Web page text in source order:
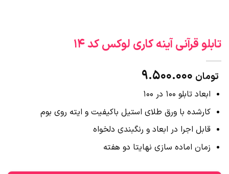
تابلو قرآنی آینه کاری لوکس کد 14
تومان 9.500.000
ابعاد تابلو 100 در 100
کارشده با ورق طلای استیل باکیفیت و ایته روی بوم
قابل اجرا در ابعاد و رنگبندی دلخواه
زمان اماده سازی نهایتا دو هفته